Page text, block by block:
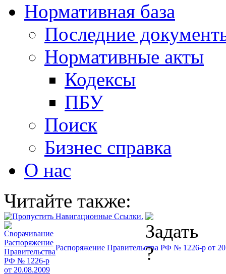
Нормативная база
Последние
Нормативные акты
Кодексы
ПБУ
Поиск
Бизнес справка
О нас
Читайте также:
Распоряжение Правительства РФ № 1226-р от